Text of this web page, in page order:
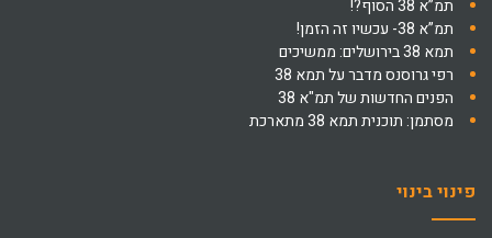
תמ”א 38 הסוף?!
תמ”א 38- עכשיו זה הזמן!
תמא 38 בירושלים: ממשיכים
רפי גרוסנס מדבר על תמא 38
הפנים החדשות של תמ"א 38
מסתמן: תוכנית תמא 38 מתארכת
פינוי בינוי